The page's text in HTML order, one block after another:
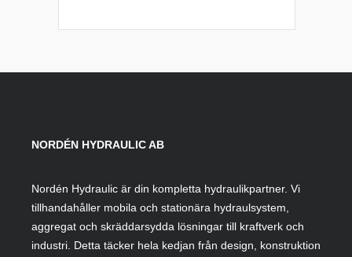
NORDÉN HYDRAULIC AB
Nordén Hydraulic är din kompletta hydraulikpartner. Vi
tillhandahåller mobila och stationära hydraulsystem,
aggregat och skräddarsydda lösningar till kraftverk och
industri. Detta täcker hela kedjan från design, konstruktion